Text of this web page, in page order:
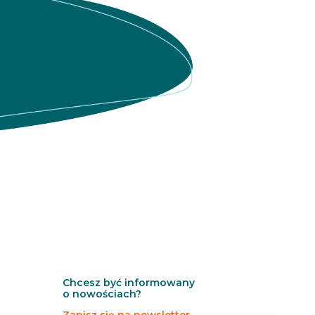
Chcesz być informowany
o nowościach?